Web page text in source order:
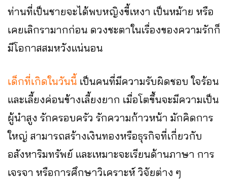
ท่านที่เป็นชายจะได้พบหญิงขี้เหงา เป็นหม้าย หรือ
เคยเลิกรามากก่อน ดวงชะตาในเรื่องของความรักก็
มีโอกาสสมหวังแน่นอน
เด็กที่เกิดในวันนี้ เป็นคนที่มีความรับผิดชอบ ใจร้อน
และเลี้ยงค่อนข้างเลี้ยงยาก เมื่อโตขึ้นจะมีความเป็น
ผู้นำสูง รักครอบครัว รักความก้าวหน้า มักคิดการ
ใหญ่ สามารถสร้างเงินทองหรือธุรกิจที่เกี่ยวกับ
อสังหาริมทรัพย์ และเหมาะจะเรียนด้านภาษา การ
เจรจา หรือการศึกษาวิเคราะห์ วิจัยต่าง ๆ